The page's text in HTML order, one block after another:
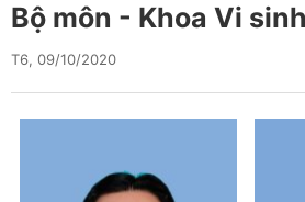
Bộ môn - Khoa Vi
T6, 09/10/2020